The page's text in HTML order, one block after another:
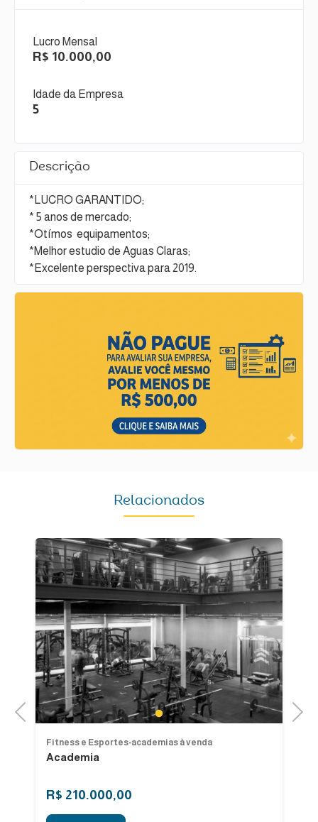
Lucro Mensal
R$ 10.000,00
Idade da Empresa
5
Descrição
*LUCRO GARANTIDO;
* 5 anos de mercado;
*Otímos equipamentos;
*Melhor estudio de Aguas Claras;
*Excelente perspectiva para 2019.
Relacionados
Previous 1
Fitness e Esportes-academias à venda
Academia
R$ 210.000,00
Next